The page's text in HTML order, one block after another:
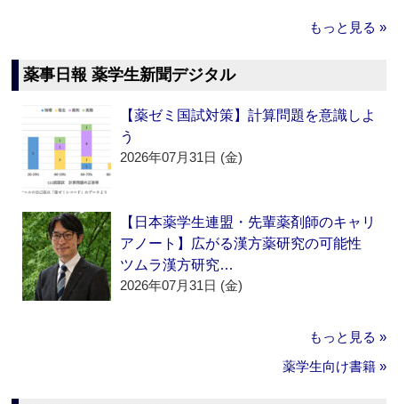
もっと見る »
薬事日報 薬学生新聞デジタル
【薬ゼミ国試対策】計算問題を意識しよ
う
2026年07月31日 (金)
【日本薬学生連盟・先輩薬剤師のキャリ
アノート】広がる漢方薬研究の可能性
ツムラ漢方研究…
2026年07月31日 (金)
もっと見る »
薬学生向け書籍 »